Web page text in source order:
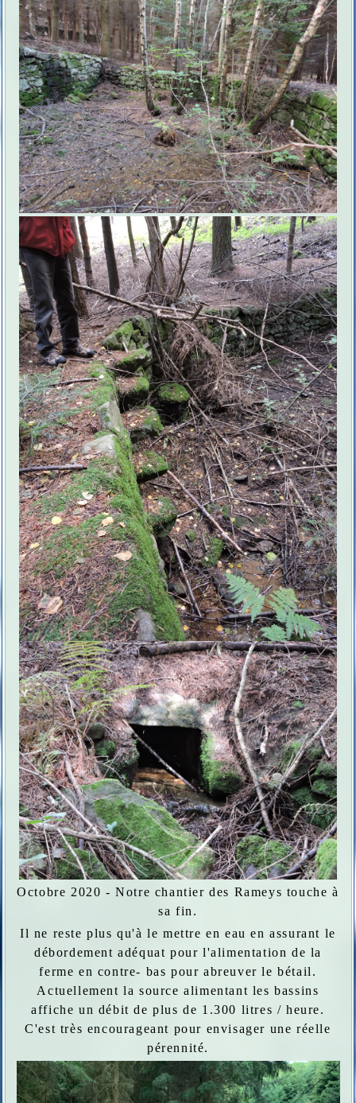
Octobre 2020 - Notre chantier des Rameys touche à
sa fin.
Il ne reste plus qu'à le mettre en eau en assurant le
débordement adéquat pour l'alimentation de la
ferme en contre- bas pour abreuver le bétail.
Actuellement la source alimentant les bassins
affiche un débit de plus de 1.300 litres / heure.
C'est très encourageant pour envisager une réelle
pérennité.